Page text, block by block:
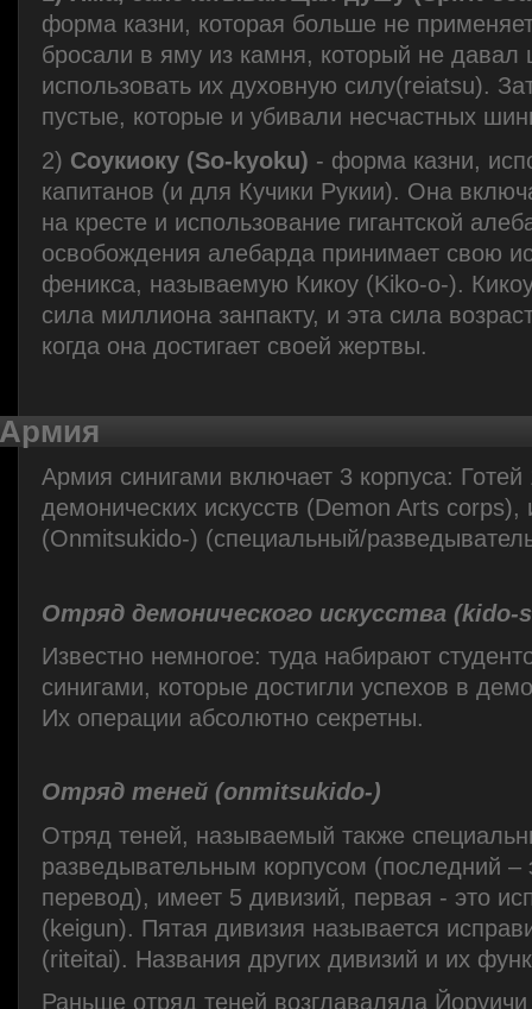
форма казни, которая больше не
бросали в яму из камня, который не давал
использовать их духовную силу(reiatsu).
пустые, которые и убивали несчастных
2) Соукиоку (So-kyoku) - форма казни,
капитанов (и для Кучики Рукии). Она
на кресте и использование гигантской
освобождения алебарда принимает свою
феникса, называемую Кикоу (Kiko-o-).
сила миллиона занпакту, и эта сила
когда она достигает своей жертвы.
Армия
Армия синигами включает 3 корпуса: Готей
демонических искусств (Demon Arts corps),
(Onmitsukido-) (специальный/
Отряд демонического искусства (kido-
Известно немногое: туда набирают
синигами, которые достигли успехов в
Их операции абсолютно секретны.
Отряд теней (onmitsukido-)
Отряд теней, называемый также
разведывательным корпусом (последний –
перевод), имеет 5 дивизий, первая - это
(keigun). Пятая дивизия называется
(riteitai). Названия других дивизий и их
Раньше отряд теней возглаваляла